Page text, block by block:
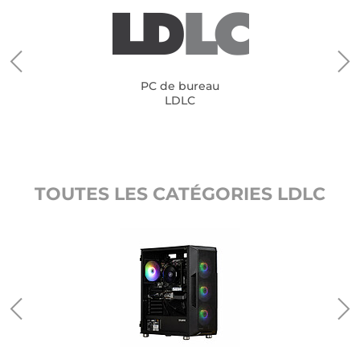
PC de bureau
LDLC
TOUTES LES CATÉGORIES LDLC